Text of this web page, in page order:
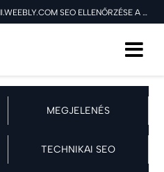
HTTPS://ESCORTSSKARACHI.WEEBLY.COM SEO ELLENŐRZÉSE A 2025.10.19 NAPON
MEGJELENÉS
TECHNIKAI SEO